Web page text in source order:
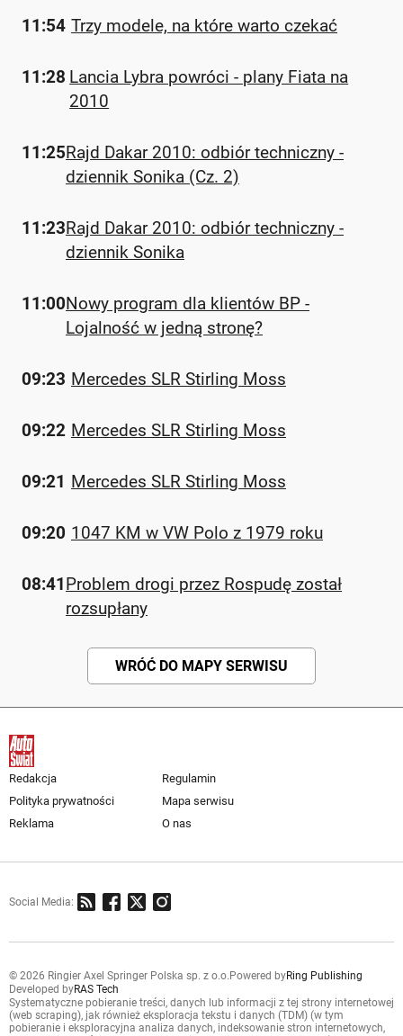
11:54 Trzy modele, na które warto czekać
11:28 Lancia Lybra powróci - plany Fiata na
2010
11:25Rajd Dakar 2010: odbiór techniczny -
dziennik Sonika (Cz. 2)
11:23Rajd Dakar 2010: odbiór techniczny -
dziennik Sonika
11:00Nowy program dla klientów BP -
Lojalność w jedną stronę?
09:23 Mercedes SLR Stirling Moss
09:22 Mercedes SLR Stirling Moss
09:21 Mercedes SLR Stirling Moss
09:20 1047 KM w VW Polo z 1979 roku
08:41Problem drogi przez Rospudę został
rozsupłany
WRÓĆ DO MAPY SERWISU
Redakcja
Regulamin
Polityka prywatności
Mapa serwisu
Reklama
O nas
Social Media:
© 2026 Ringier Axel Springer Polska sp. z o.o. Powered byRing Publishing
Developed byRAS Tech
Systematyczne pobieranie treści, danych lub informacji z tej strony internetowej
(web scraping), jak również eksploracja tekstu i danych (TDM) (w tym
pobieranie i eksploracyjna analiza danych, indeksowanie stron internetowych,